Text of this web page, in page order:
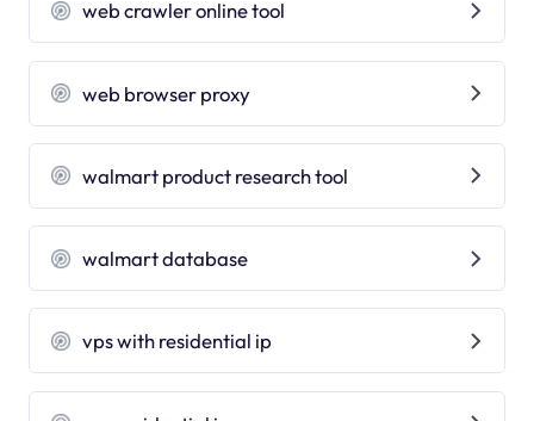
web crawler online tool
web browser proxy
walmart product research tool
walmart database
vps with residential ip